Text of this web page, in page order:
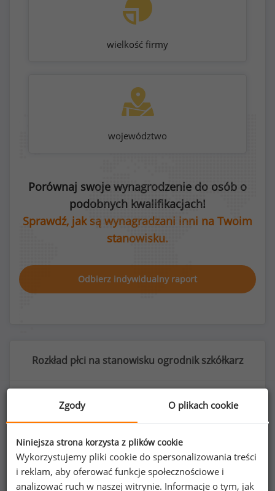
wielkość firmy
województwo
Porównaj swoje wynagrodzenie do osób o
podobnych kwalifikacjach!
Sprawdź, jak są wynagradzani inni na Twoim
stanowisku.
Odbierz indywidualny raport
Rozkład płci na stanowisku ogrodnik szkółkarz
38% 62%
Zgody O plikach cookie
Niniejsza strona korzysta z plików cookie
Wykorzystujemy pliki cookie do spersonalizowania treści
i reklam, aby oferować funkcje społecznościowe i
analizować ruch w naszej witrynie. Informacje o tym, jak